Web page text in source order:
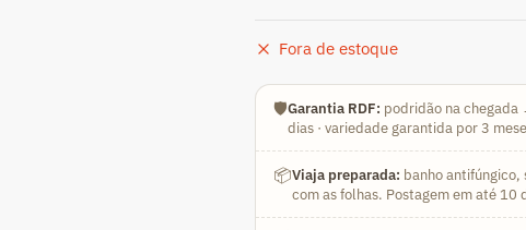
Fora de estoque
🛡️Garantia RDF: podridão na
dias · variedade garantida por 3
📦Viaja preparada: banho
com as folhas. Postagem em até 10